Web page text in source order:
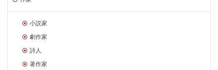
小説家
劇作家
詩人
著作家